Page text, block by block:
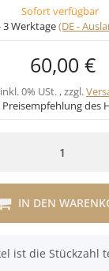
Sofort verfügbar
3 Werktage(DE -
60,00 €
inkl. 0% USt. , zzgl.
des
IN DEN
ist die Stückzahl